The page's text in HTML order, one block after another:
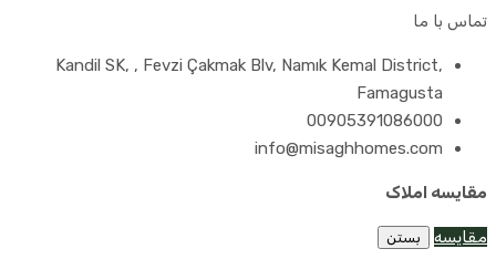
تماس با ما
Kandil SK, , Fevzi Çakmak Blv, Namık Kemal District,
Famagusta
00905391086000
info@misaghhomes.com
مقایسه املاک
مقایسه بستن